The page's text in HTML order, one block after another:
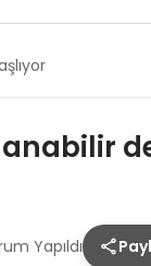
Yapıldı